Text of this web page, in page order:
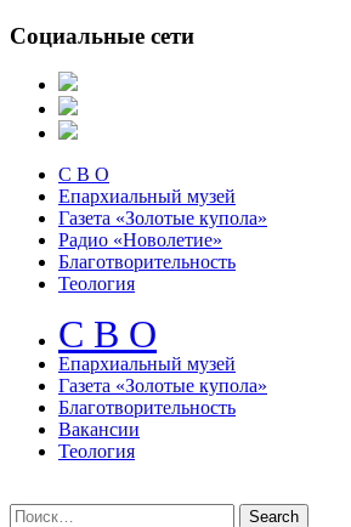
Социальные сети
С В О
Епархиальный музей
Газета «Золотые купола»
Радио «Новолетие»
Благотворительность
Теология
С В О
Епархиальный музeй
Газета «Золотые купола»
Благотворительность
Вакансии
Теология